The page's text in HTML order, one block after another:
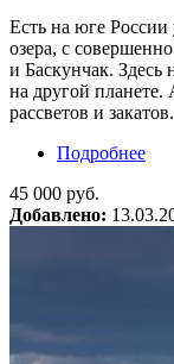
Есть на юге
озера, с
и Баскунчак.
на другой
рассветов и закатов.
Подробнее
45 000 руб.
Добавлено: